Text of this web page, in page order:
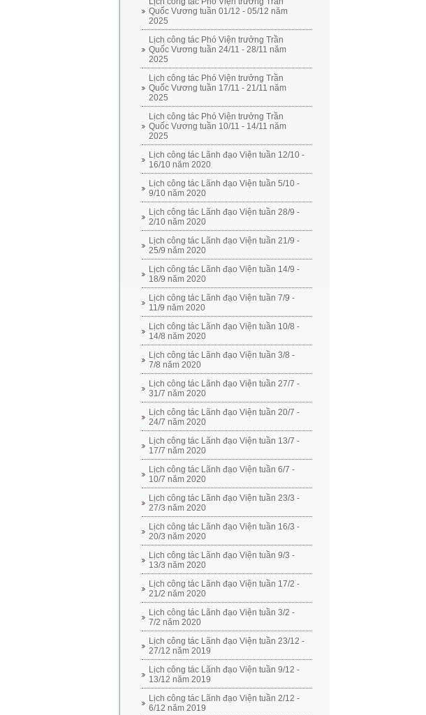
Quốc Vương tuần 01/12 - 05/12 năm
2025
Lịch công tác Phó Viện trưởng Trần
Quốc Vương tuần 24/11 - 28/11 năm
2025
Lịch công tác Phó Viện trưởng Trần
Quốc Vương tuần 17/11 - 21/11 năm
2025
Lịch công tác Phó Viện trưởng Trần
Quốc Vương tuần 10/11 - 14/11 năm
2025
Lịch công tác Lãnh đạo Viện tuần 12/10 -
16/10 năm 2020
Lịch công tác Lãnh đạo Viện tuần 5/10 -
9/10 năm 2020
Lịch công tác Lãnh đạo Viện tuần 28/9 -
2/10 năm 2020
Lịch công tác Lãnh đạo Viện tuần 21/9 -
25/9 năm 2020
Lịch công tác Lãnh đạo Viện tuần 14/9 -
18/9 năm 2020
Lịch công tác Lãnh đạo Viện tuần 7/9 -
11/9 năm 2020
Lịch công tác Lãnh đạo Viện tuần 10/8 -
14/8 năm 2020
Lịch công tác Lãnh đạo Viện tuần 3/8 -
7/8 năm 2020
Lịch công tác Lãnh đạo Viện tuần 27/7 -
31/7 năm 2020
Lịch công tác Lãnh đạo Viện tuần 20/7 -
24/7 năm 2020
Lịch công tác Lãnh đạo Viện tuần 13/7 -
17/7 năm 2020
Lịch công tác Lãnh đạo Viện tuần 6/7 -
10/7 năm 2020
Lịch công tác Lãnh đạo Viện tuần 23/3 -
27/3 năm 2020
Lịch công tác Lãnh đạo Viện tuần 16/3 -
20/3 năm 2020
Lịch công tác Lãnh đạo Viện tuần 9/3 -
13/3 năm 2020
Lịch công tác Lãnh đạo Viện tuần 17/2 -
21/2 năm 2020
Lịch công tác Lãnh đạo Viện tuần 3/2 -
7/2 năm 2020
Lịch công tác Lãnh đạo Viện tuần 23/12 -
27/12 năm 2019
Lịch công tác Lãnh đạo Viện tuần 9/12 -
13/12 năm 2019
Lịch công tác Lãnh đạo Viện tuần 2/12 -
6/12 năm 2019